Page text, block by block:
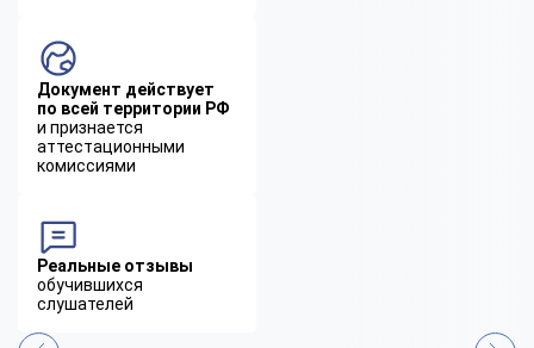
Документ действует
по всей территории РФ
и признается
аттестационными
комиссиями
Реальные отзывы
обучившихся
слушателей